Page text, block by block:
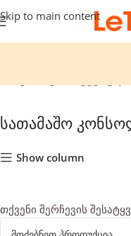
Skip to main content
სათამაშო
Show column
თქვენი შერჩევის